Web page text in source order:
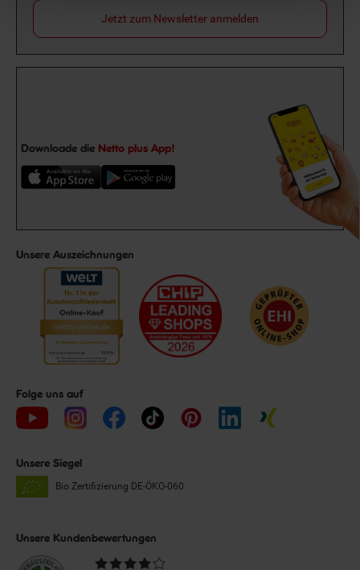
Jetzt zum Newsletter anmelden
Downloade die Netto plus App!
Unsere Auszeichnungen
Folge uns auf
Unsere Siegel
Bio Zertifizierung DE-ÖKO-060
Unsere Kundenbewertungen
Durchschnittliche